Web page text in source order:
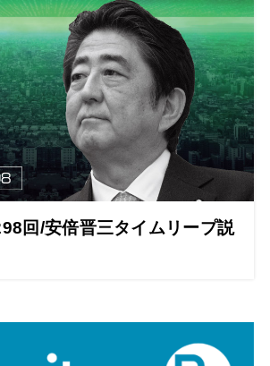
回/安倍晋三タイムリープ説